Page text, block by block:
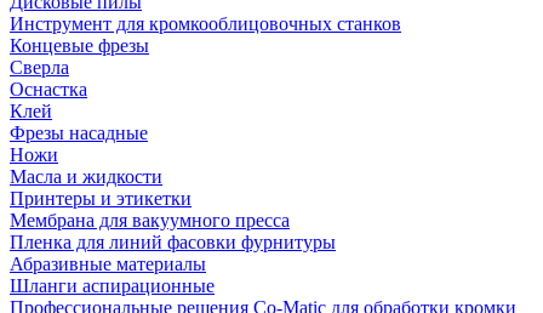
Инструмент для кромкооблицовочных станков
Концевые фрезы
Сверла
Оснастка
Клей
Фрезы насадные
Ножи
Масла и жидкости
Принтеры и этикетки
Мембрана для вакуумного пресса
Пленка для линий фасовки фурнитуры
Абразивные материалы
Шланги аспирационные
Профессиональные решения Co-Matic для обработки кромки